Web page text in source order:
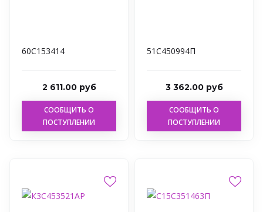
60С153414
2 611.00 руб
СООБЩИТЬ О
ПОСТУПЛЕНИИ
51С450994П
3 362.00 руб
СООБЩИТЬ О
ПОСТУПЛЕНИИ